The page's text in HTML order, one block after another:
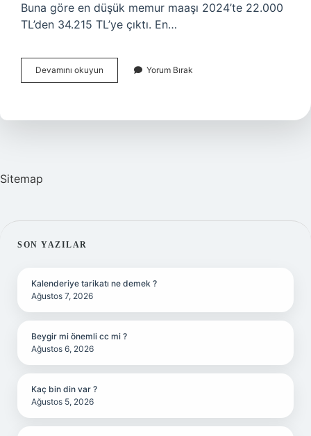
Buna göre en düşük memur maaşı 2024’te 22.000
TL’den 34.215 TL’ye çıktı. En…
Devamını okuyun
Öğretmen
Ne
Yorum Bırak
Sitemap
SIDEBAR
SON YAZILAR
Kalenderiye tarikatı ne demek ?
Ağustos 7, 2026
Beygir mi önemli cc mi ?
Ağustos 6, 2026
Kaç bin din var ?
Ağustos 5, 2026